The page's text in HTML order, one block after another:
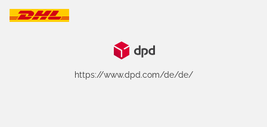
https://www.dpd.com/de/de/